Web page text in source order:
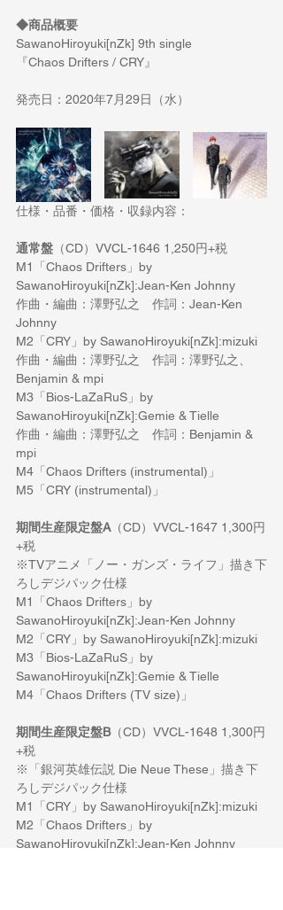
◆商品概要
SawanoHiroyuki[nZk] 9th single
『Chaos Drifters / CRY』
発売日：2020年7月29日（水）
仕様・品番・価格・収録内容：
通常盤 （CD）VVCL-1646 1,250円+税
M1「Chaos Drifters」by
SawanoHiroyuki[nZk]:Jean-Ken Johnny
作曲・編曲：澤野弘之　作詞：Jean-Ken
Johnny
M2「CRY」by SawanoHiroyuki[nZk]:mizuki
作曲・編曲：澤野弘之　作詞：澤野弘之、
Benjamin & mpi
M3「Bios-LaZaRuS」by
SawanoHiroyuki[nZk]:Gemie & Tielle
作曲・編曲：澤野弘之　作詞：Benjamin &
mpi
M4「Chaos Drifters (instrumental)」
M5「CRY (instrumental)」
期間生産限定盤A（CD）VVCL-1647 1,300円
+税
※TVアニメ「ノー・ガンズ・ライフ」描き下
ろしデジパック仕様
M1「Chaos Drifters」by
SawanoHiroyuki[nZk]:Jean-Ken Johnny
M2「CRY」by SawanoHiroyuki[nZk]:mizuki
M3「Bios-LaZaRuS」by
SawanoHiroyuki[nZk]:Gemie & Tielle
M4「Chaos Drifters (TV size)」
期間生産限定盤B（CD）VVCL-1648 1,300円
+税
※「銀河英雄伝説 Die Neue These」描き下
ろしデジパック仕様
M1「CRY」by SawanoHiroyuki[nZk]:mizuki
M2「Chaos Drifters」by
SawanoHiroyuki[nZk]:Jean-Ken Johnny